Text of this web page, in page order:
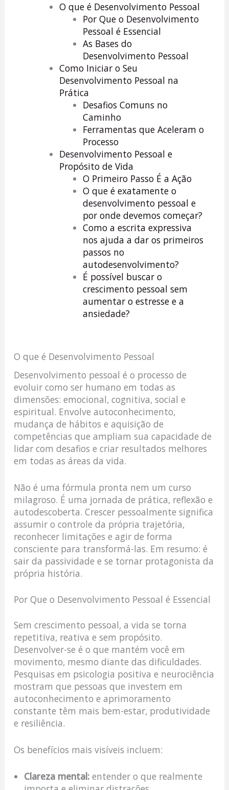
O que é Desenvolvimento Pessoal
Por Que o Desenvolvimento
Pessoal é Essencial
As Bases do
Desenvolvimento Pessoal
Como Iniciar o Seu
Desenvolvimento Pessoal na
Prática
Desafios Comuns no
Caminho
Ferramentas que Aceleram o
Processo
Desenvolvimento Pessoal e
Propósito de Vida
O Primeiro Passo É a Ação
O que é exatamente o
desenvolvimento pessoal e
por onde devemos começar?
Como a escrita expressiva
nos ajuda a dar os primeiros
passos no
autodesenvolvimento?
É possível buscar o
crescimento pessoal sem
aumentar o estresse e a
ansiedade?
O que é Desenvolvimento Pessoal
Desenvolvimento pessoal é o processo de
evoluir como ser humano em todas as
dimensões: emocional, cognitiva, social e
espiritual. Envolve autoconhecimento,
mudança de hábitos e aquisição de
competências que ampliam sua capacidade de
lidar com desafios e criar resultados melhores
em todas as áreas da vida.
Não é uma fórmula pronta nem um curso
milagroso. É uma jornada de prática, reflexão e
autodescoberta. Crescer pessoalmente significa
assumir o controle da própria trajetória,
reconhecer limitações e agir de forma
consciente para transformá-las. Em resumo: é
sair da passividade e se tornar protagonista da
própria história.
Por Que o Desenvolvimento Pessoal é Essencial
Sem crescimento pessoal, a vida se torna
repetitiva, reativa e sem propósito.
Desenvolver-se é o que mantém você em
movimento, mesmo diante das dificuldades.
Pesquisas em psicologia positiva e neurociência
mostram que pessoas que investem em
autoconhecimento e aprimoramento
constante têm mais bem-estar, produtividade
e resiliência.
Os benefícios mais visíveis incluem:
Clareza mental:entender o que realmente